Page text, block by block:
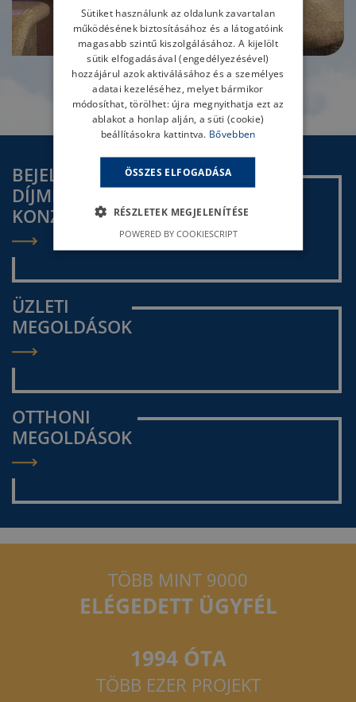
BEJELENTKEZÉS
DÍJMENTES
KONZULTÁCIÓRA
ÜZLETI
MEGOLDÁSOK
OTTHONI
MEGOLDÁSOK
TOVÁBB
TÖBB MINT 9000
ELÉGEDETT ÜGYFÉL
1994 ÓTA
TÖBB EZER PROJEKT
Sütiket használunk az oldalunk zavartalan
működésének biztosításához és a látogatóink
magasabb szintű kiszolgálásához. A kijelölt
sütik elfogadásával (engedélyezésével)
hozzájárul azok aktiválásához és a személyes
adatai kezeléséhez, melyet bármikor
módosíthat, törölhet: újra megnyithatja ezt az
ablakot a honlap alján, a süti (cookie)
beállításokra kattintva. Bővebben
ÖSSZES ELFOGADÁSA
RÉSZLETEK MEGJELENÍTÉSE
POWERED BY COOKIESCRIPT